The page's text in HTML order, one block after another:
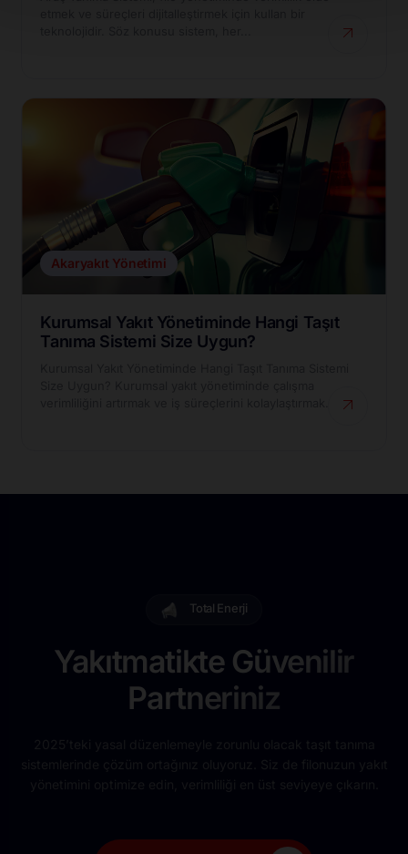
Akaryakıt Yönetimi
Kurumsal Yakıt Yönetiminde Hangi Taşıt
Tanıma Sistemi Size Uygun?
Total Enerji
Yakıtmatikte Güvenilir
Partneriniz